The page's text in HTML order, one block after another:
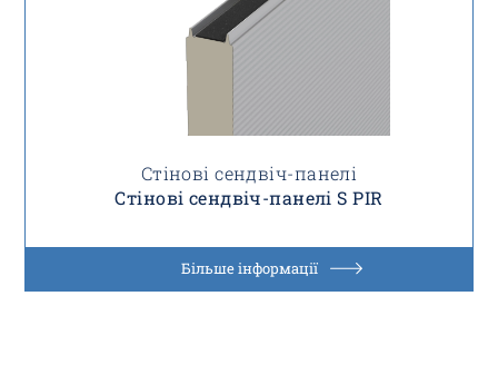
Стінові сендвіч-панелі
Стінові сендвіч-панелі S PIR
Більше інформації